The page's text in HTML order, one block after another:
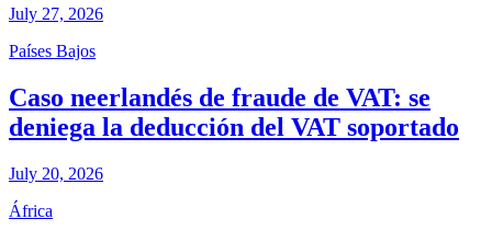
July 27, 2026
Países Bajos
Caso neerlandés de fraude de VAT: se
deniega la deducción del VAT soportado
July 20, 2026
África